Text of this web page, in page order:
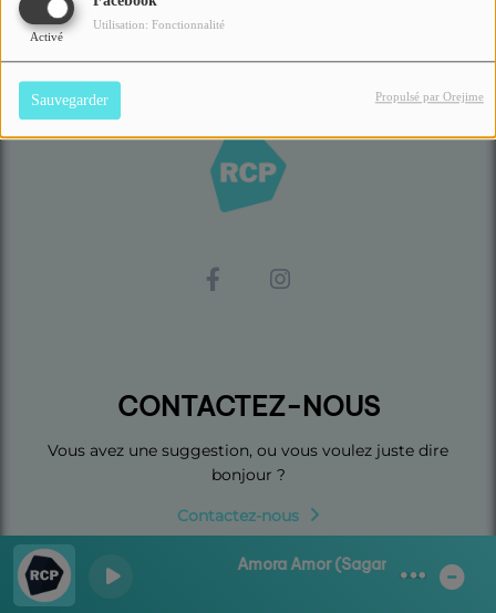
Activé
Utilisation: Fonctionnalité
Sauvegarder Propulsé par Orejime
Amora Amor (Sagan Remix -
CONTACTEZ-NOUS
Vous avez une suggestion, ou vous voulez juste dire
bonjour ?
Contactez-nous